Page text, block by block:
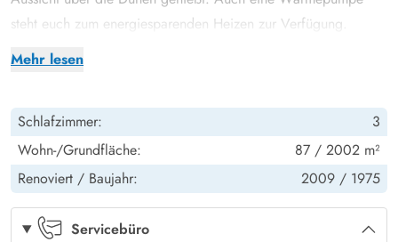
Mehr lesen
steht euch zum energiesparenden Heizen zur Verfügung.
Veranstaltet einen DVD-Abend mit selbstgemachtem Popcorn
entspannen und eure Muskeln wieder aufwärmen. Im Bad mit
Fußbodenheizung bekommt ihr nach dem Duschen auch keine
kalten Füße. Dank Waschmaschine und Trockner könnt ihr stets
für frische Handtücher sorgen.
Es gibt Platz für 6 Urlauber in diesem klassischen Ferienhaus,
Schlafzimmer:
3
Wohn-/Grundfläche:
87 / 2002 m²
Renoviert / Baujahr: 2009 / 1975
Servicebüro